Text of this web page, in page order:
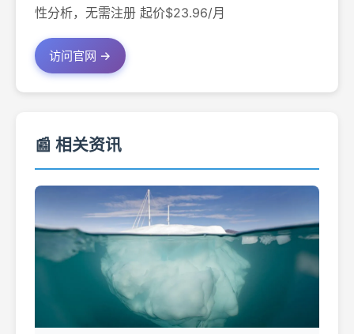
性分析，无需注册 起价$23.96/月
访问官网 →
📰 相关资讯